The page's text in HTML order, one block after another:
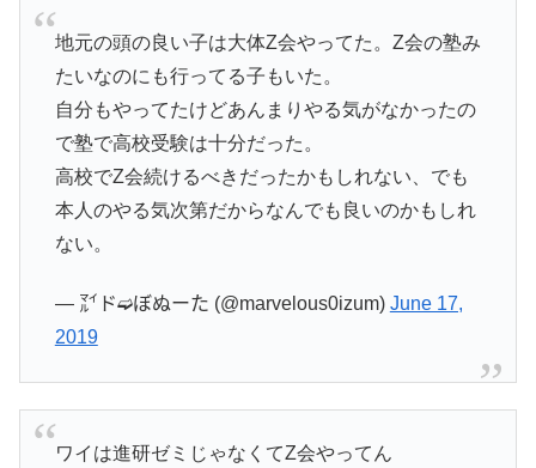
地元の頭の良い子は大体Z会やってた。Z会の塾み
たいなのにも行ってる子もいた。
自分もやってたけどあんまりやる気がなかったの
で塾で高校受験は十分だった。
高校でZ会続けるべきだったかもしれない、でも
本人のやる気次第だからなんでも良いのかもしれ
ない。
— ㍄ド➫ぼぬーた (@marvelous0izum) June 17,
2019
ワイは進研ゼミじゃなくてZ会やってん